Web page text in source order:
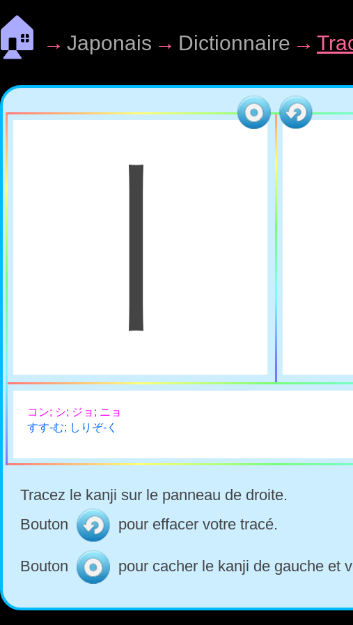
🏠 → Japonais → Dictionnaire →
コン; シ; ジョ; ニョ
すす-む; しりぞ-く
Tracez le kanji sur le panneau de droite.
Bouton
pour effacer votre tracé.
Bouton pour cacher le kanji de gauche et